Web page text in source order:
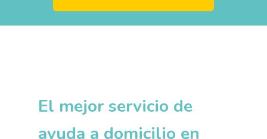
El mejor servicio de
ayuda a domicilio en